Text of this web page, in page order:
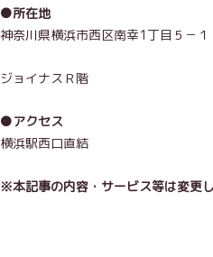
●所在地
神奈川県横浜市西区南幸1丁目５－１
ジョイナスＲ階
●アクセス
横浜駅西口直結
※本記事の内容・サービス等は変更